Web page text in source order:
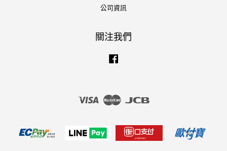
公司資訊
關注我們
Visa Master